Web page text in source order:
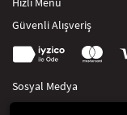
Güvenli Alışveriş
Sosyal Medya